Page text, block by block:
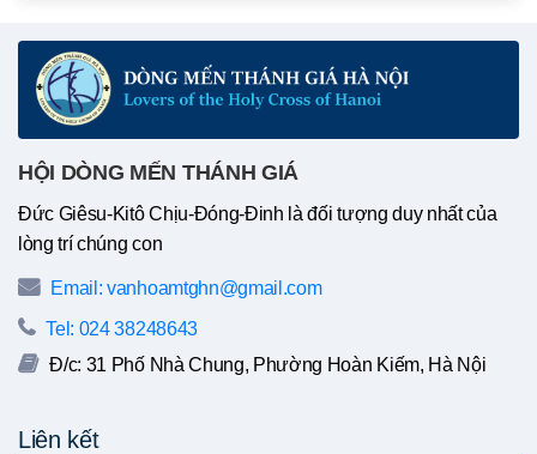
HỘI DÒNG MẾN THÁNH GIÁ
Đức Giêsu-Kitô Chịu-Đóng-Đinh là đối tượng duy nhất của
lòng trí chúng con
Email: vanhoamtghn@gmail.com
Tel: 024 38248643
Đ/c: 31 Phố Nhà Chung, Phường Hoàn Kiếm, Hà Nội
Liên kết